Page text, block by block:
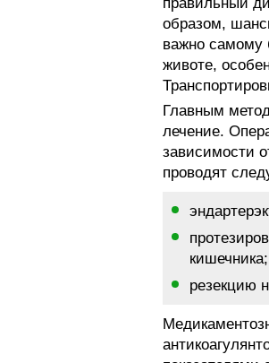
образом,
важно самому
животе,
Главным
лечение.
зависимости
проводят
кишечника;
резекцию